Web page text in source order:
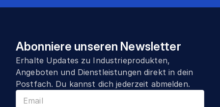
Abonniere unseren Newsletter
Erhalte Updates zu Industrieprodukten,
Angeboten und Dienstleistungen direkt in dein
Postfach. Du kannst dich jederzeit abmelden.